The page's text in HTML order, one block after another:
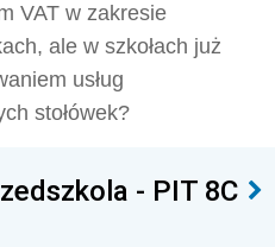
VAT w zakresie
ale w szkołach już
usług
stołówek?
- PIT 8C